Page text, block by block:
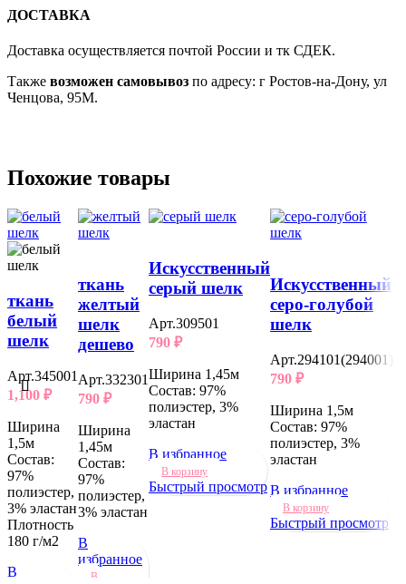
ДОСТАВКА
Доставка осуществляется почтой России и тк СДЕК.
Также возможен самовывоз по адресу: г Ростов-на-Дону, ул
Ченцова, 95М.
Похожие товары
ткань
белый
шелк
Арт.345001
1,100 ₽
Ширина
1,5м
Состав:
97%
полиэстер,
3% эластан
Плотность
180 г/м2
В
ткань
желтый
шелк
дешево
Арт.332301
790 ₽
Ширина
1,45м
Состав:
97%
полиэстер,
3% эластан
В
избранное
В
Искусственный
серый шелк
Арт.309501
790 ₽
Ширина 1,45м
Состав: 97%
полиэстер, 3%
эластан
В избранное
В корзину
Быстрый просмотр
Искусственный
серо-голубой
шелк
Арт.294101(294001)
790 ₽
Ширина 1,5м
Состав: 97%
полиэстер, 3%
эластан
В избранное
В корзину
Быстрый просмотр